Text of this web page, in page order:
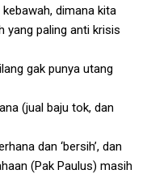
dimana kita
yang paling anti krisis
gak punya utang
(jual baju tok, dan
dan ‘bersih’, dan
(Pak Paulus) masih